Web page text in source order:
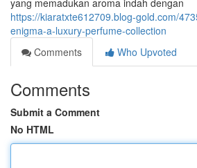
yang memadukan aroma indah dengan
https://kiaratxte612709.blog-gold.com/
enigma-a-luxury-perfume-collection
Comments
Who Upvoted
Comments
Submit a Comment
No HTML